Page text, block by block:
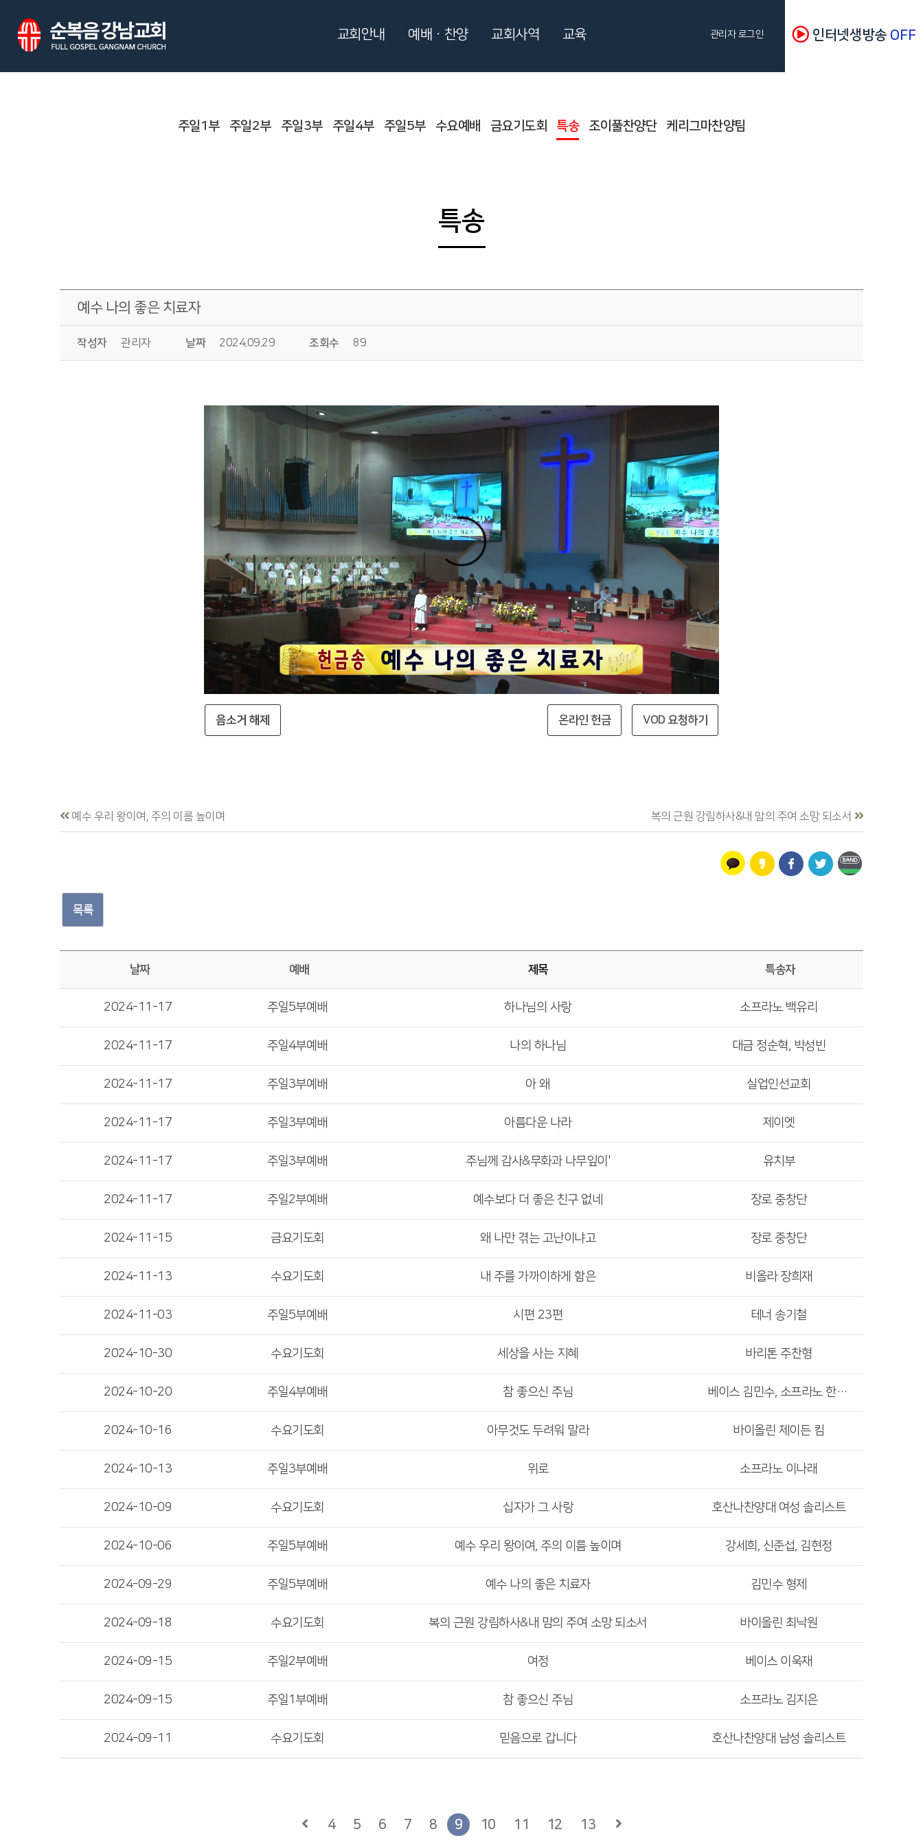
주일1부 주일2부 주일3부 주일4부 주일5부 수요예배 금요기도회 특송 조이풀찬양단 케리그마찬양팀
특송
예수 나의 좋은 치료자
작성자 관리자 날짜 2024.09.29 조회수 89
음소거 해제 VOD 요청하기
온라인 헌금
예수 우리 왕이여, 주의 이름 높이며 복의 근원 강림하사&내 맘의 주여 소망 되소서
목록
날짜 예배 제목 특송자
2024-11-17 주일5부예배 하나님의 사랑 소프라노 백유리
2024-11-17 주일4부예배 나의 하나님 대금 정순혁, 박성빈
2024-11-17 주일3부예배 아 왜 실업인선교회
2024-11-17 주일3부예배 아름다운 나라 제이엣
2024-11-17 주일3부예배 주님께 감사&무화과 나무잎이' 유치부
2024-11-17 주일2부예배 예수보다 더 좋은 친구 없네 장로 중창단
2024-11-15 금요기도회 왜 나만 겪는 고난이냐고 장로 중창단
2024-11-13 수요기도회 내 주를 가까이하게 함은 비올라 장희재
2024-11-03 주일5부예배 시편 23편 테너 송기철
2024-10-30 수요기도회 세상을 사는 지혜 바리톤 주찬형
2024-10-20 주일4부예배 참 좋으신 주님 베이스 김민수, 소프라노 한성은
2024-10-16 수요기도회 아무것도 두려워 말라 바이올린 제이든 킴
2024-10-13 주일3부예배 위로 소프라노 이나래
2024-10-09 수요기도회 십자가 그 사랑 호산나찬양대 여성 솔리스트
2024-10-06 주일5부예배 예수 우리 왕이여, 주의 이름 높이며 강세희, 신준섭, 김현정
2024-09-29 주일5부예배 예수 나의 좋은 치료자 김민수 형제
2024-09-18 수요기도회 복의 근원 강림하사&내 맘의 주여 소망 되소서 바이올린 최낙원
2024-09-15 주일2부예배 여정 베이스 이욱재
2024-09-15 주일1부예배 참 좋으신 주님 소프라노 김지은
2024-09-11 수요기도회 믿음으로 갑니다 호산나찬양대 남성 솔리스트
4 5 6 7 8 9 10 11 12 13
교회안내 예배ㆍ찬양 교회사역 교육 관리자 로그인 인터넷생방송 OFF